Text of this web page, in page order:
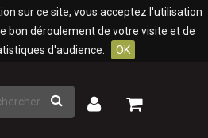
sur ce site, vous acceptez l'utilisation
bon déroulement de votre visite et de
d'audience.
OK
Rechercher
Mon
Mon